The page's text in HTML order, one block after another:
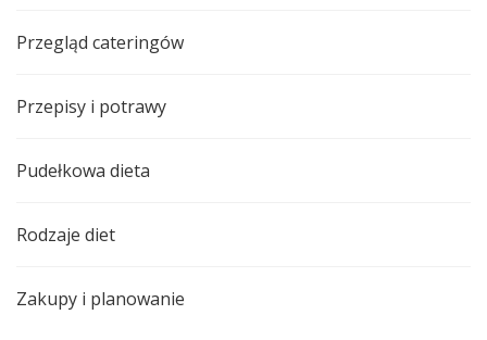
Przegląd cateringów
Przepisy i potrawy
Pudełkowa dieta
Rodzaje diet
Zakupy i planowanie